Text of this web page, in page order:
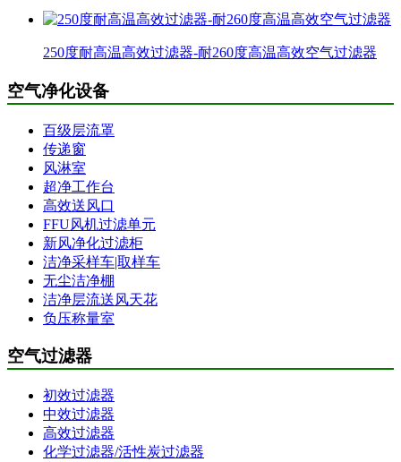
250度耐高温高效过滤器-耐260度高温高效空气过滤器
空气净化设备
百级层流罩
传递窗
风淋室
超净工作台
高效送风口
FFU风机过滤单元
新风净化过滤柜
洁净采样车|取样车
无尘洁净棚
洁净层流送风天花
负压称量室
空气过滤器
初效过滤器
中效过滤器
高效过滤器
化学过滤器/活性炭过滤器